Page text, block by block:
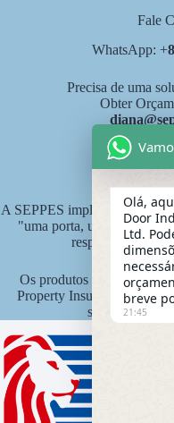
Fale
WhatsApp: +
Precisa de uma
Obter
A SEPPES implementa o
"uma porta, um pátio,
responsabilidade
Os produtos SEPPES são
Property Insurance
seguro de 15
Olá,
Door
Ltd.
breve
21:45